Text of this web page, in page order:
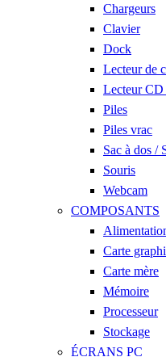
Chargeurs
Clavier
Dock
Lecteur de
Lecteur
Piles
Piles vrac
Sac à dos /
Souris
Webcam
COMPOSANTS
Carte
Carte mère
Mémoire
Processeur
Stockage
ÉCRANS PC